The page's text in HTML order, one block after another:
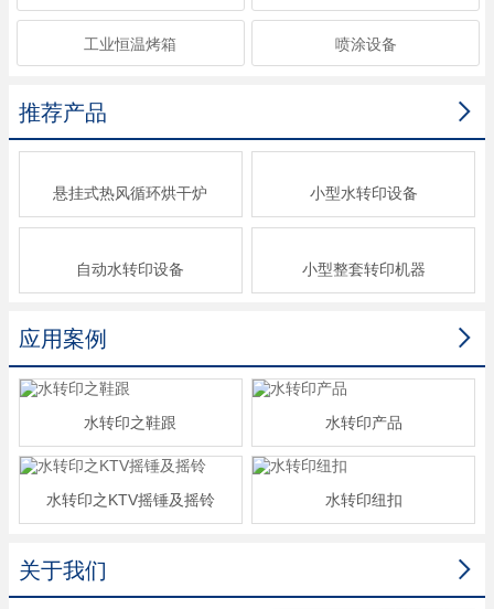
工业恒温烤箱 喷涂设备

推荐产品
悬挂式热风循环烘干炉 小型水转印设备
自动水转印设备 小型整套转印机器

应用案例
水转印之鞋跟 水转印产品
水转印之KTV摇锤及摇铃 水转印纽扣

关于我们